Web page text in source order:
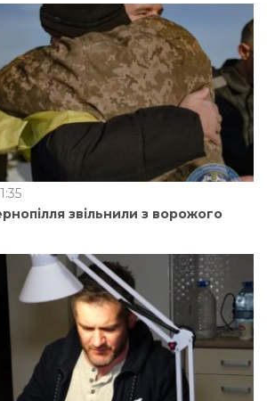
звільнили з ворожого